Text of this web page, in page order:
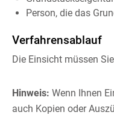
Person, die das
Verfahrensablauf
Die Einsicht müssen
Hinweis: Wenn Ihnen
auch Kopien oder